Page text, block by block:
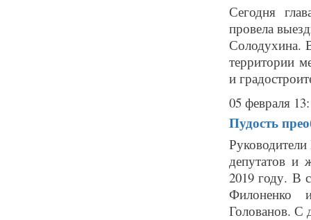
Сегодня
провела
Солодухина.
территории
и
05 февраля
Пудость
депутатов и
2019 году. В
Филоненко
Голованов. С